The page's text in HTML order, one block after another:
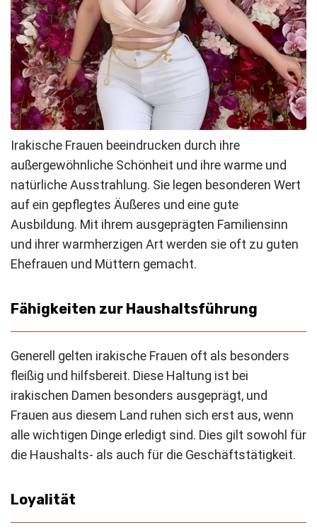
Irakische Frauen beeindrucken durch ihre
außergewöhnliche Schönheit und ihre warme und
natürliche Ausstrahlung. Sie legen besonderen Wert
auf ein gepflegtes Äußeres und eine gute
Ausbildung. Mit ihrem ausgeprägten Familiensinn
und ihrer warmherzigen Art werden sie oft zu guten
Ehefrauen und Müttern gemacht.
Fähigkeiten zur Haushaltsführung
Generell gelten irakische Frauen oft als besonders
fleißig und hilfsbereit. Diese Haltung ist bei
irakischen Damen besonders ausgeprägt, und
Frauen aus diesem Land ruhen sich erst aus, wenn
alle wichtigen Dinge erledigt sind. Dies gilt sowohl für
die Haushalts- als auch für die Geschäftstätigkeit.
Loyalität